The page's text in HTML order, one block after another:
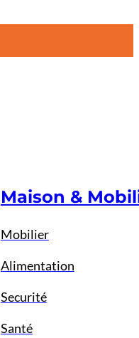
Maison &
Mobilier
Alimentation
Securité
Santé